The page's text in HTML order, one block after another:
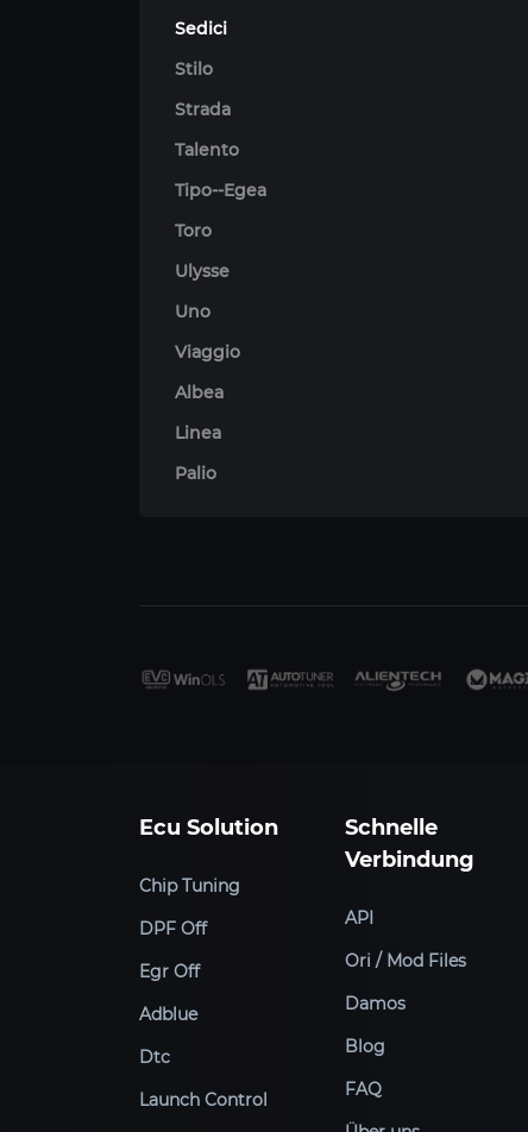
Sedici
Stilo
Strada
Talento
Tipo--Egea
Toro
Ulysse
Uno
Viaggio
Albea
Linea
Palio
Ecu Solution
Chip Tuning
DPF Off
Egr Off
Adblue
Dtc
Launch Control
Schnelle
Verbindung
API
Ori / Mod Files
Damos
Blog
FAQ